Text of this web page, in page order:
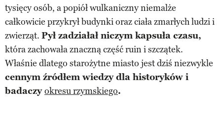
tysięcy osób, a popiół wulkaniczny niemalże
całkowicie przykrył budynki oraz ciała zmarłych ludzi i
zwierząt. Pył zadziałał niczym kapsuła czasu,
która zachowała znaczną część ruin i szczątek.
Właśnie dlatego starożytne miasto jest dziś niezwykle
cennym źródłem wiedzy dla historyków i
badaczyokresu rzymskiego.